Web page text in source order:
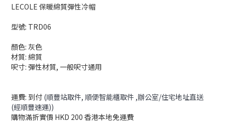
LECOLE 保暖綿質彈性冷帽
型號: TRD06
顏色: 灰色
材質: 綿質
呎寸: 彈性材質, 一般呎寸通用
運費: 到付 (順豐站取件, 順便智能櫃取件 ,辦公室/住宅地址直送
(經順豐速運))
購物滿折實價 HKD 200 香港本地免運費